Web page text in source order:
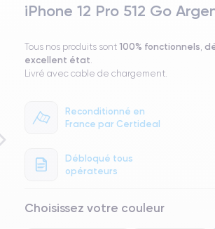
iPhone 12 Pro 512 Go
Tous nos produits sont 100% fonctionnels
excellent état
Livré avec cable de chargement.
Reconditionné en
France par Certideal
Débloqué tous
opérateurs
Choisissez votre couleur